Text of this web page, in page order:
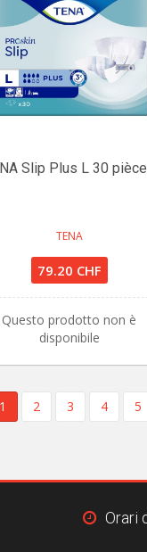
Slip Plus L 30
TENA
79.20 CHF
Questo prodotto non è
disponibile
2 3 4 5
Orari